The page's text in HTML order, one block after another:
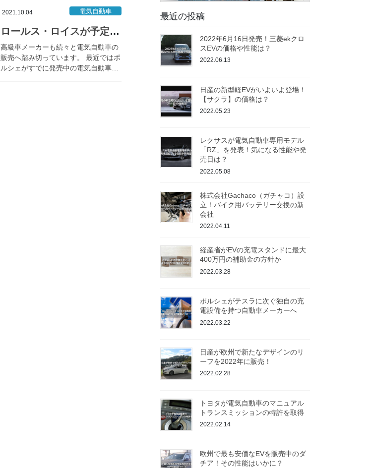
ました。 この内の約半分の顧客が、フ
ォルクスワーゲンを初めて購入する
2021.10.04 電気自動車
ロールス・ロイスが予定を早めて2023年には電気自動車販売へ
高級車メーカーも続々と電気自動車の
販売へ踏み切っています。 最近ではポ
ルシェがすでに発売中の電気自動車モ
最近の投稿
2022年6月16日発売！三菱ekクロ
スEVの価格や性能は？
2022.06.13
日産の新型軽EVがいよいよ登場！
【サクラ】の価格は？
2022.05.23
レクサスが電気自動車専用モデル
「RZ」を発表！気になる性能や発
売日は？
2022.05.08
株式会社Gachaco（ガチャコ）設
立！バイク用バッテリー交換の新
会社
2022.04.11
経産省がEVの充電スタンドに最大
400万円の補助金の方針か
2022.03.28
ポルシェがテスラに次ぐ独自の充
電設備を持つ自動車メーカーへ
2022.03.22
日産が欧州で新たなデザインのリ
ーフを2022年に販売！
2022.02.28
トヨタが電気自動車のマニュアル
トランスミッションの特許を取得
2022.02.14
欧州で最も安価なEVを販売中のダ
チア！その性能はいかに？